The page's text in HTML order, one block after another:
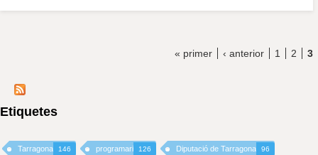
« primer ‹ anterior 1 2 3
Etiquetes
Tarragona 146 programari 126 Diputació de Tarragona 96